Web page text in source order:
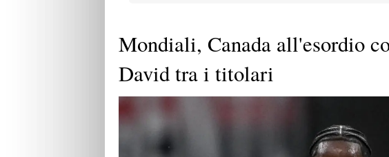
Mondiali, Canada all'esordio
David tra i titolari